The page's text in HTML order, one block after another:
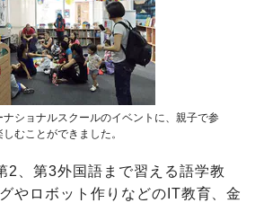
ショナルスクールのイベントに、親子で参
むことができました。
、第3外国語まで習える語学教
やロボット作りなどのIT教育、金